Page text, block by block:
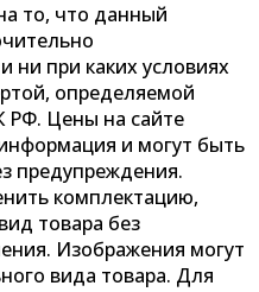
то, что данный
ни при каких условиях
определяемой
РФ. Цены на сайте
и могут быть
предупреждения.
комплектацию,
товара без
Изображения могут
вида товара. Для